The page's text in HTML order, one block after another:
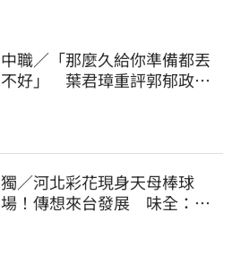
中職／「那麼久給你準備都丟
不好」 葉君璋重評郭郁政對
獨／河北彩花現身天母棒球
場！傳想來台發展 味全：歡